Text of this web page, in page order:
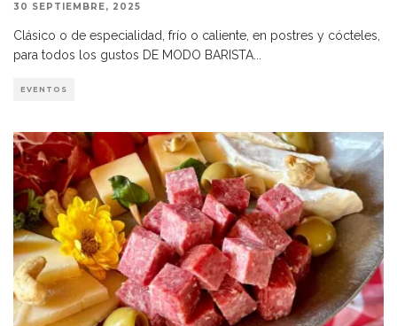
30 SEPTIEMBRE, 2025
Clásico o de especialidad, frío o caliente, en postres y cócteles,
para todos los gustos DE MODO BARISTA...
EVENTOS